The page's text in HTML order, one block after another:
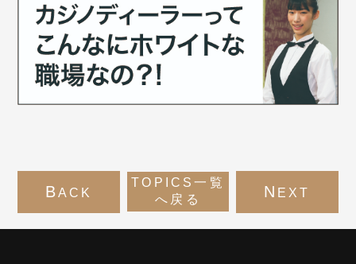
BACK
TOPICS一覧
へ戻る
N EXT